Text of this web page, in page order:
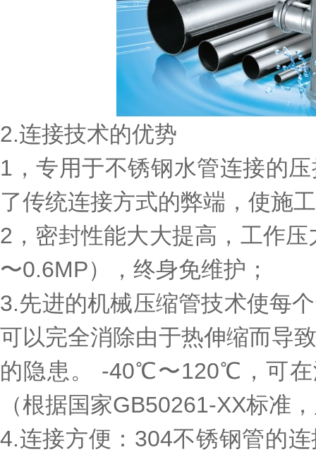
2.连接技术的优势
1，专用于不锈钢水管连接的
了传统连接方式的弊端，使施
2，密封性能大大提高，工作
〜0.6MP），终身免维护；
3.先进的机械压缩管技术使每
可以完全消除由于热伸缩而导
的隐患。 -40℃〜120℃，可
（根据国家GB50261-XX标准
4.连接方便：304不锈钢管的